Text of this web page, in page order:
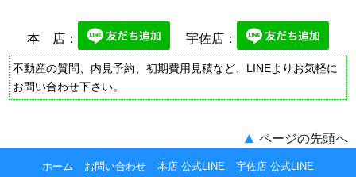
本 店： 宇佐店：
不動産の質問、内見予約、初期費用見積など、LINEよりお気軽に
お問い合わせ下さい。
▲ ページの先頭へ
ホーム お問い合わせ 本店 公式LINE 宇佐店 公式LINE